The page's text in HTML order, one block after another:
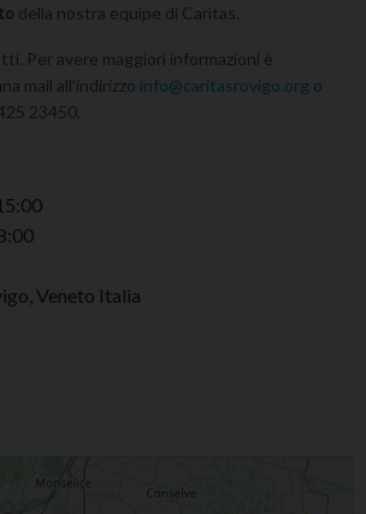
della nostra equipe di Caritas.
Per avere maggiori informazioni è
mail all’indirizzo info@caritasrovigo.org o
23450.
Veneto Italia